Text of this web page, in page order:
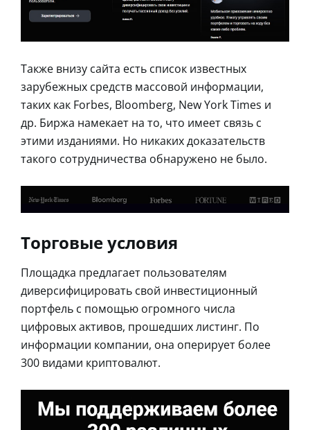
Также внизу сайта есть список известных
зарубежных средств массовой информации,
таких как Forbes, Bloomberg, New York Times и
др. Биржа намекает на то, что имеет связь с
этими изданиями. Но никаких доказательств
такого сотрудничества обнаружено не было.
Торговые условия
Площадка предлагает пользователям
диверсифицировать свой инвестиционный
портфель с помощью огромного числа
цифровых активов, прошедших листинг. По
информации компании, она оперирует более
300 видами криптовалют.